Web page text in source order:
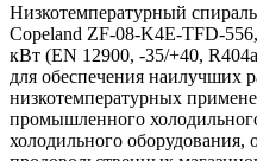
Низкотемпературный
Copeland ZF-08-K4E-TFD-
кВт (EN 12900, -35/+40,
для обеспечения наилучших
низкотемпературных
промышленного
холодильного оборудования,